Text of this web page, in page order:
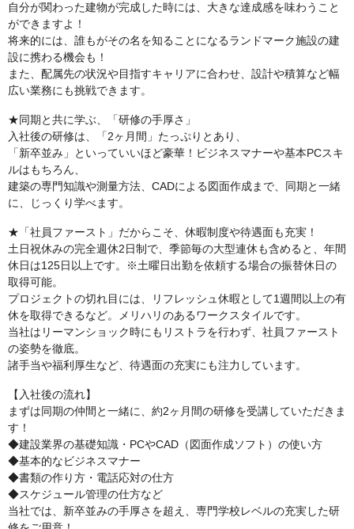
自分が関わった建物が完成した時には、大きな達成感を味わうこと
ができますよ！
将来的には、誰もがその名を知ることになるランドマーク施設の建
設に携わる機会も！
また、配属先の状況や目指すキャリアに合わせ、設計や積算など幅
広い業務にも挑戦できます。
★同期と共に学ぶ、「研修の手厚さ」
入社後の研修は、「2ヶ月間」たっぷりとあり、
「新卒並み」といっていいほど豪華！ビジネスマナーや基本PCスキ
ルはもちろん、
建築の専門知識や測量方法、CADによる図面作成まで、同期と一緒
に、じっくり学べます。
★「社員ファースト」だからこそ、休暇制度や待遇面も充実！
土日祝休みの完全週休2日制で、季節毎の大型連休も含めると、年間
休日は125日以上です。※土曜日出勤を依頼する場合の振替休日の
取得可能。
プロジェクトの切れ目には、リフレッシュ休暇として1週間以上の有
休を取得できるなど。メリハリのあるワークスタイルです。
当社はリーマンショック時にもリストラを行わず、社員ファースト
の姿勢を徹底。
諸手当や福利厚生など、待遇面の充実にも注力しています。
【入社後の流れ】
まずは同期の仲間と一緒に、約2ヶ月間の研修を受講していただきま
す！
◆建設業界の基礎知識・PCやCAD（図面作成ソフト）の使い方
◆基本的なビジネスマナー
◆書類の作り方・電話応対の仕方
◆スケジュール管理の仕方など
当社では、新卒並みの手厚さを超え、専門学校レベルの充実した研